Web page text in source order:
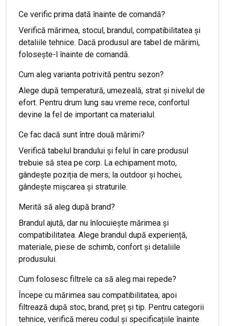
Ce verific prima dată înainte de comandă?
Verifică mărimea, stocul, brandul, compatibilitatea și
detaliile tehnice. Dacă produsul are tabel de mărimi,
folosește-l înainte de comandă.
Cum aleg varianta potrivită pentru sezon?
Alege după temperatură, umezeală, strat și nivelul de
efort. Pentru drum lung sau vreme rece, confortul
devine la fel de important ca materialul.
Ce fac dacă sunt între două mărimi?
Verifică tabelul brandului și felul în care produsul
trebuie să stea pe corp. La echipament moto,
gândește poziția de mers; la outdoor și hochei,
gândește mișcarea și straturile.
Merită să aleg după brand?
Brandul ajută, dar nu înlocuiește mărimea și
compatibilitatea. Alege brandul după experiență,
materiale, piese de schimb, confort și detaliile
produsului.
Cum folosesc filtrele ca să aleg mai repede?
Începe cu mărimea sau compatibilitatea, apoi
filtrează după stoc, brand, preț și tip. Pentru categorii
tehnice, verifică mereu codul și specificațiile înainte